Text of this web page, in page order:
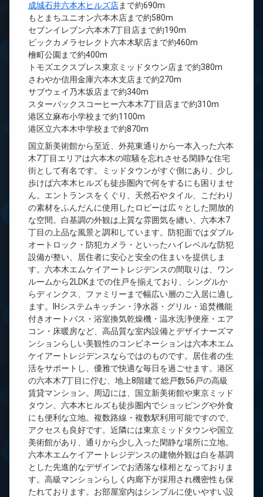
成城石井六本木ヒルズ店まで約690m
もとまちユニオン六本木店まで約580m
セブンイレブン六本木7丁目店まで約190m
ビックカメラセレクト六本木駅店まで約460m
檜町公園まで約400m
トモズエクスプレス東京ミッドタウン店まで約380m
さわやか信用金庫六本木支店まで約270m
サブウェイ乃木坂店まで約340m
スターバックスコーヒー六本木7丁目店まで約310m
港区立麻布小学校まで約1100m
港区立六本木中学校まで約870m
国立新美術館から至近、外苑東通りから一本入った六本
木7丁目エリアは六本木の喧騒を忘れさせる閑静な住宅
街として有名です。ミッドタウンがすぐ側にあり、少し
歩けば六本木ヒルズも徒歩圏内で何をするにも困りませ
ん。エントランスをくぐり、天然石やタイル、こだわり
の素材をふんだんに使用したロビーは広々とした開放的
な空間。白基調の外観は上質な雰囲気を纏い、六本木7
丁目の上品な風景と調和しています。防犯面ではダブル
オートロック・防犯カメラ・といったハイレベルな防犯
設備が整い、居住者に安心と安全の住まいを提供しま
す。六本木エムケイアートレジデンスの間取りは、ワン
ルームから2LDKまでの住戸を揃えており、シングルか
らディンクス、ファミリーまで幅広い層のご入居に適し
ます。IHシステムキッチン・浄水器・グリル・追焚機能
付きオートバス・浴室換気乾燥機・温水洗浄便座・エア
コン・床暖房など、高品質な室内設備とデザイナーズマ
ンションらしい美観性のコンビネーションは六本木エム
ケイアートレジデンスならではのものです。居住者の生
活をサポートし、優雅で快適な毎日を過ごせます。港区
の六本木7丁目に佇む、地上8階建て総戸数56戸の高級
賃貸マンション。周辺には、国立新美術館や東京ミッド
タウン、六本木ヒルズも徒歩圏内でショッピングや外食
にも便利な立地。複数路線・複数駅利用可能ですので、
アクセスも良好です。近隣には東京ミッドタウンや国立
美術館があり、通りから少し入った閑静な場所に立地。
六本木エムケイアートレジデンスの建物外観は白を基調
とした先進的なデザインでお洒落な様相となっておりま
す。高級マンションらしく内廊下が採用され機密性も保
たれております。お部屋室内はシンプルに使いやすい設